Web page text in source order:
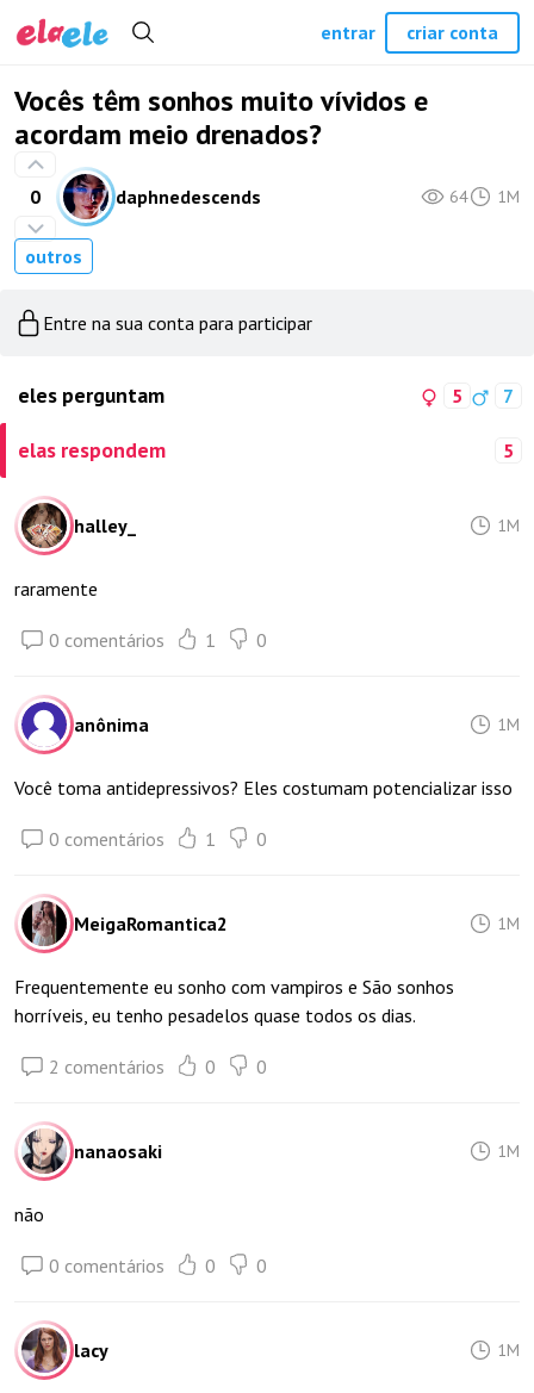
Vocês têm sonhos muito vívidos e
acordam meio drenados?
0 daphnedescends 64 1M
outros
Entre na sua conta para participar
eles perguntam 5 7
elas respondem 5
halley_ 1M
raramente
0 comentários 1 0
anônima 1M
Você toma antidepressivos? Eles costumam potencializar isso
0 comentários 1 0
MeigaRomantica2 1M
Frequentemente eu sonho com vampiros e São sonhos
horríveis, eu tenho pesadelos quase todos os dias.
2 comentários 0 0
nanaosaki 1M
não
0 comentários 0 0
lacy 1M
entrar criar conta